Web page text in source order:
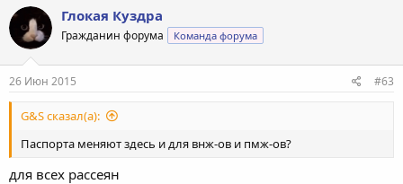
Глокая Куздра
Гражданин форума Команда форума
26 Июн 2015 #63
G&S сказал(а):
Паспорта меняют здесь и для внж-ов и пмж-ов?
для всех рассеян